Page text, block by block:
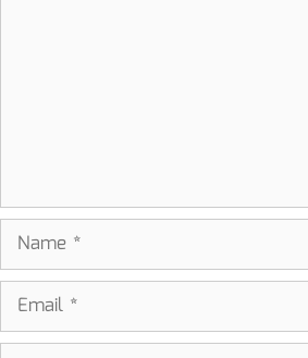
Name
Email